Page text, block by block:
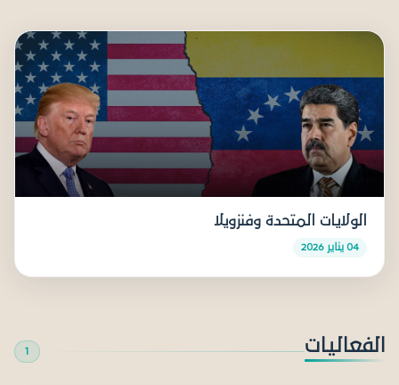
الولايات المتحدة وفنزويلا
04 يناير 2026
الفعاليات 1